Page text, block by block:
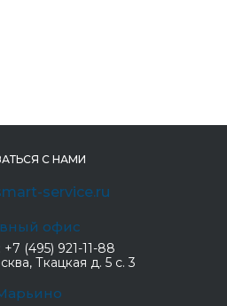
С НАМИ
service.ru
офис
+7 (495) 921-11-88
Ткацкая д. 5 с. 3